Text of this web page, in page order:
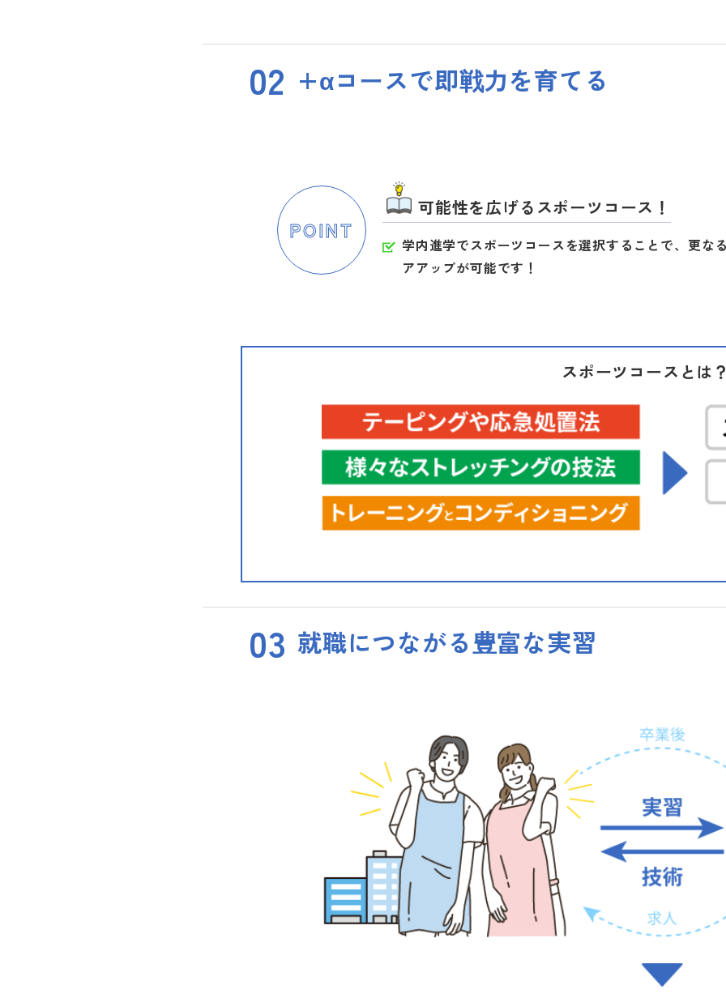
02 +αコースで即戦力を育てる
POINT
可能性を広げるスポーツコース！
学内進学でスポーツコースを選択することで、更な
アアップが可能です！
スポーツコースとは
03 就職につながる豊富な実習